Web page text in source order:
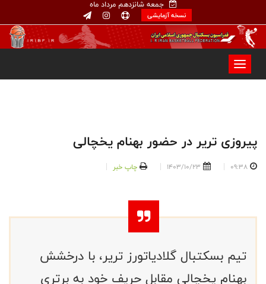
جمعه شانزدهم مرداد ماه
نسخه آزمایشی
پیروزی تریر در حضور بهنام یخچالی
09:38
1403/10/23 چاپ خبر
تیم بسکتبال گلادیاتورز تریر، با درخشش
بهنام یخچالی مقابل حریف خود به برتری